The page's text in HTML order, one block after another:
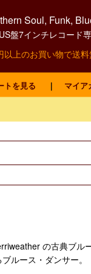
Soul, Funk,
盤7インチレコード
以上のお買い物で送料
トを見る ｜ マイア
の古典ブル
ルース・ダンサー。